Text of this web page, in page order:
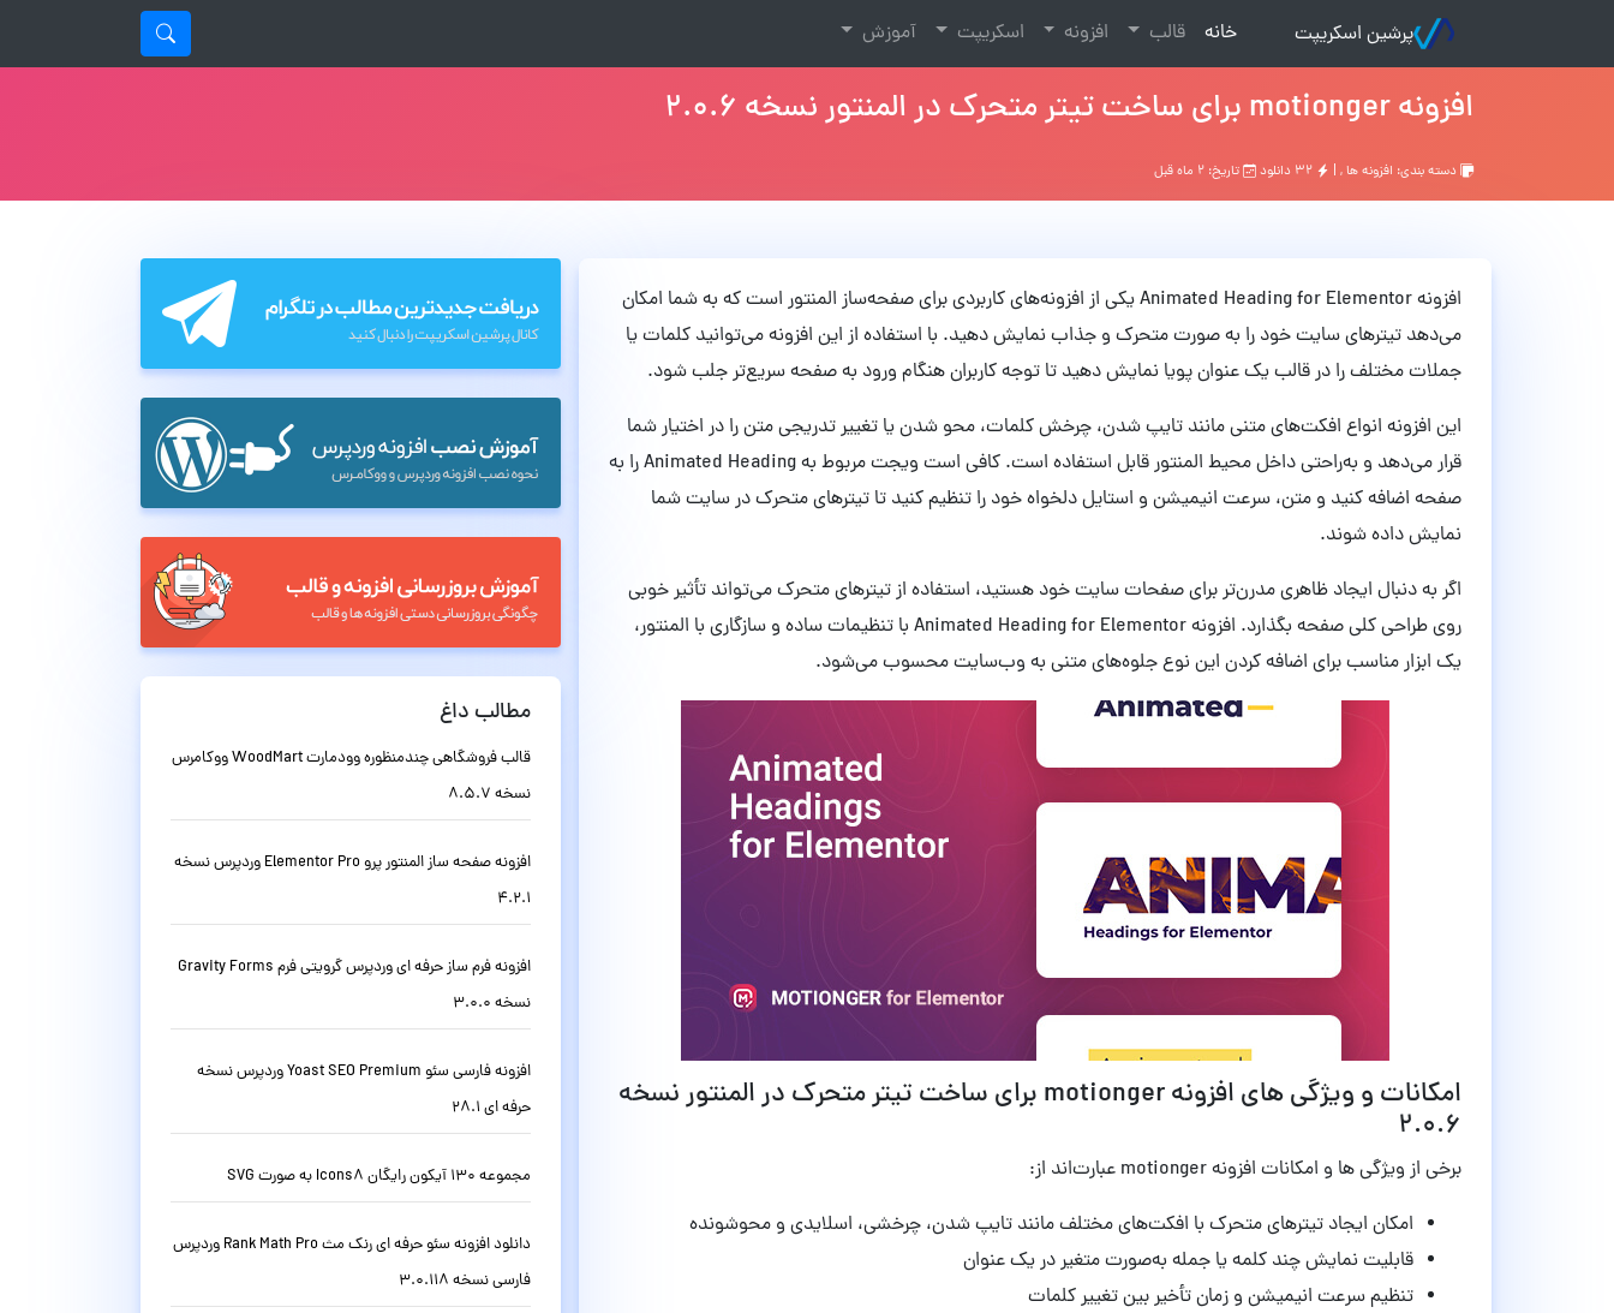
پرشین اسکریپت خانه
(current) قالب افزونه اسکریپت آموزش
افزونه motionger برای ساخت تیتر متحرک در المنتور نسخه 2.0.6
دسته بندی: افزونه ها, | تاریخ: ۲ ماه قبل
افزونه Animated Heading for Elementor یکی از افزونه‌های کاربردی برای صفحه‌ساز المنتور است که به شما امکان
می‌دهد تیترهای سایت خود را به صورت متحرک و جذاب نمایش دهید. با استفاده از این افزونه می‌توانید کلمات یا
جملات مختلف را در قالب یک عنوان پویا نمایش دهید تا توجه کاربران هنگام ورود به صفحه سریع‌تر جلب شود.
این افزونه انواع افکت‌های متنی مانند تایپ شدن، چرخش کلمات، محو شدن یا تغییر تدریجی متن را در اختیار شما
قرار می‌دهد و به‌راحتی داخل محیط المنتور قابل استفاده است. کافی است ویجت مربوط به Animated Heading را به
صفحه اضافه کنید و متن، سرعت انیمیشن و استایل دلخواه خود را تنظیم کنید تا تیترهای متحرک در سایت شما
نمایش داده شوند.
اگر به دنبال ایجاد ظاهری مدرن‌تر برای صفحات سایت خود هستید، استفاده از تیترهای متحرک می‌تواند تأثیر خوبی
روی طراحی کلی صفحه بگذارد. افزونه Animated Heading for Elementor با تنظیمات ساده و سازگاری با المنتور،
یک ابزار مناسب برای اضافه کردن این نوع جلوه‌های متنی به وب‌سایت محسوب می‌شود.
امکانات و ویژگی های افزونه motionger برای ساخت تیتر متحرک در المنتور نسخه
2.0.6
برخی از ویژگی ها و امکانات افزونه motionger عبارت‌اند از:
امکان ایجاد تیترهای متحرک با افکت‌های مختلف مانند تایپ شدن، چرخشی، اسلایدی و محوشونده
قابلیت نمایش چند کلمه یا جمله به‌صورت متغیر در یک عنوان
تنظیم سرعت انیمیشن و زمان تأخیر بین تغییر کلمات
مطالب داغ
قالب فروشگاهی چندمنظوره وودمارت WoodMart ووکامرس
نسخه 8.5.7
افزونه صفحه ساز المنتور پرو Elementor Pro وردپرس نسخه
4.2.1
افزونه فرم ساز حرفه ای وردپرس گرویتی فرم Gravity Forms
نسخه 3.0.0
افزونه فارسی سئو Yoast SEO Premium وردپرس نسخه
حرفه ای 28.1
مجموعه 130 آیکون رایگان Icons8 به صورت SVG
دانلود افزونه سئو حرفه ای رنک مث Rank Math Pro وردپرس
فارسی نسخه 3.0.118